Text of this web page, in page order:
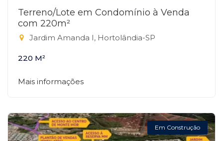
Terreno/Lote em Condomínio à Venda
com 220m²
Jardim Amanda I, Hortolândia-SP
220 M²
Mais informações
Em Construção